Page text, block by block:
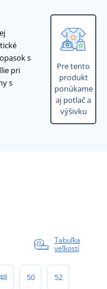
s
pri
s
Pre tento
produkt
ponúkame
aj potlač a
výšivku
Tabuľka
veľkostí
50 52